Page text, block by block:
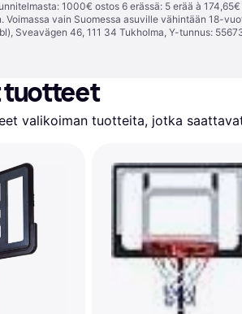
1000€ ostos 6 erässä: 5 erää à
Voimassa vain Suomessa asuville vähintään 18-
Sveavägen 46, 111 34 Tukholma, Y-tunnus:
tuotteet
valikoiman tuotteita, jotka